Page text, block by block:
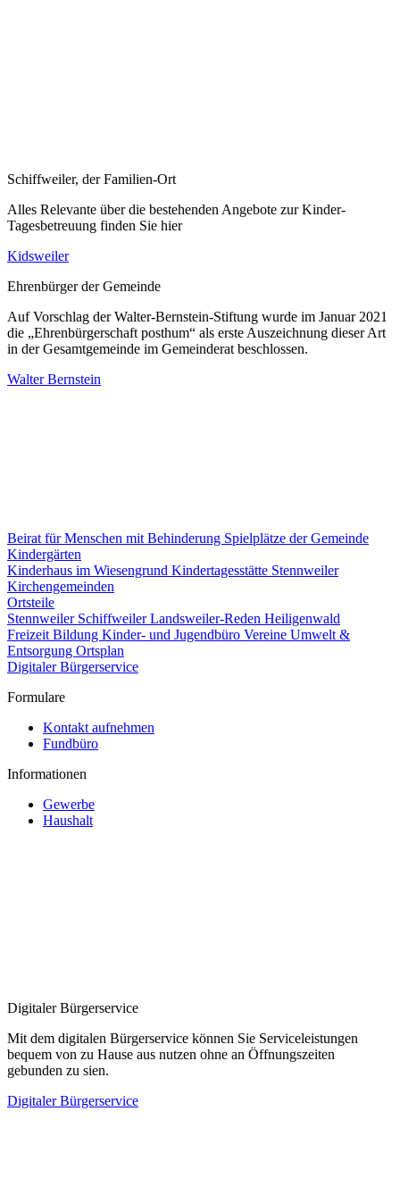
Schiffweiler, der Familien-Ort
Alles Relevante über die bestehenden Angebote zur Kinder-
Tagesbetreuung finden Sie hier
Kidsweiler
Ehrenbürger der Gemeinde
Auf Vorschlag der Walter-Bernstein-Stiftung wurde im Januar 2021
die „Ehrenbürgerschaft posthum“ als erste Auszeichnung dieser Art
in der Gesamtgemeinde im Gemeinderat beschlossen.
Walter Bernstein
Beirat für Menschen mit Behinderung Spielplätze der Gemeinde
Kindergärten
Kinderhaus im Wiesengrund Kindertagesstätte Stennweiler
Kirchengemeinden
Ortsteile
Stennweiler SchiffweilerLandsweiler-Reden Heiligenwald
Freizeit Bildung Kinder- und Jugendbüro Vereine Umwelt &
Entsorgung Ortsplan
Digitaler Bürgerservice
Formulare
Kontakt aufnehmen
Fundbüro
Informationen
Gewerbe
Haushalt
Digitaler Bürgerservice
Mit dem digitalen Bürgerservice können Sie Serviceleistungen
bequem von zu Hause aus nutzen ohne an Öffnungszeiten
gebunden zu sien.
Digitaler Bürgerservice